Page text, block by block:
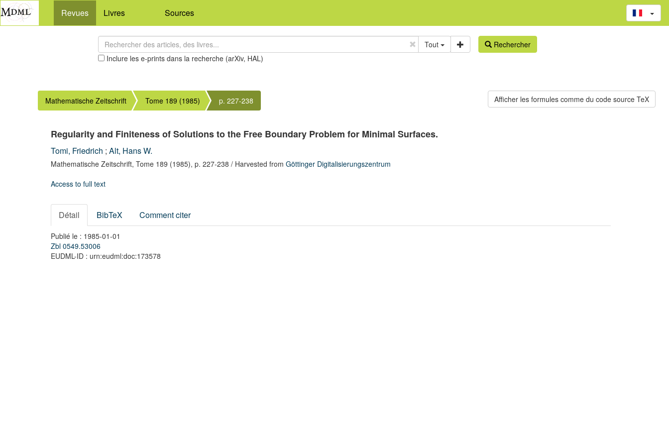
Revues Livres Sources
Tout
Inclure les e-prints dans la recherche (arXiv, HAL)
Rechercher
Mathematische Zeitschrift Tome 189 (1985) p. 227-238
Regularity and Finiteness of Solutions to the Free Boundary Problem for Minimal Surfaces.
Tomi, Friedrich ; Alt, Hans W.
Mathematische Zeitschrift, Tome 189 (1985), p. 227-238 / Harvested from Göttinger Digitalisierungszentrum
Access to full text
Détail BibTeX Comment citer
Publié le : 1985-01-01
Zbl 0549.53006
EUDML-ID : urn:eudml:doc:173578